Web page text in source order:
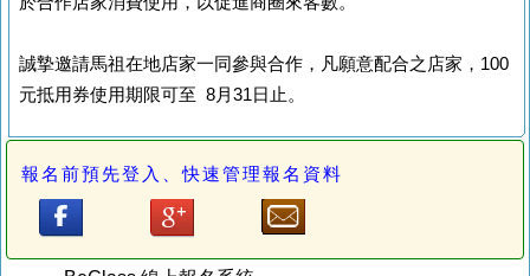
誠摯邀請馬祖在地店家一同參與合作，凡願意配合之店家，100
元抵用券使用期限可至 8月31日止。
報名前預先登入、快速管理報名資料